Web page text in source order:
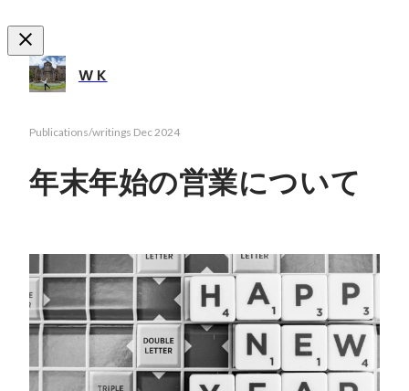
W K
Publications/writings Dec 2024
年末年始の営業について